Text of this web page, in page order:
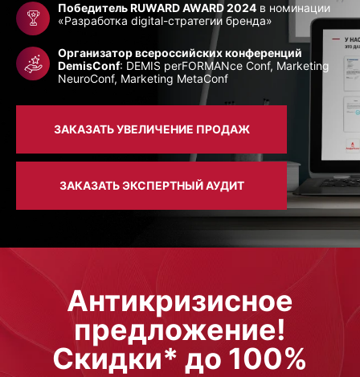
Казань
и все регионы РФ
Победитель RUWARD AWARD 2024 в номинации
«Разработка digital-стратегии бренда»
Организатор всероссийских конференций
DemisConf: DEMIS perFORMANce Conf, Marketing
NeuroConf, Marketing MetaConf
ЗАКАЗАТЬ УВЕЛИЧЕНИЕ ПРОДАЖ
ЗАКАЗАТЬ ЭКСПЕРТНЫЙ АУДИТ
Антикризисное
предложение!
Скидки* до 100%